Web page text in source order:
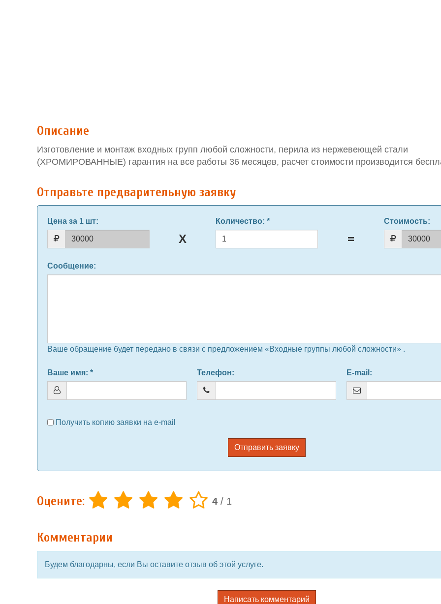
Описание
Изготовление и монтаж входных групп любой сложности, перила из нержевеющей стали
(ХРОМИРОВАННЫЕ) гарантия на все работы 36 месяцев, расчет стоимости производится
Отправьте предварительную заявку
Цена за 1 шт: Количество: * Стоимость:
Сообщение:
Ваше обращение будет передано в связи с предложением «Входные группы любой сложности» .
Ваше имя: * Телефон: E-mail :
Получить копию заявки на e-mail
Отправить заявку
Оцените: 4 / 1
Комментарии
Будем благодарны, если Вы оставите отзыв об этой услуге.
Написать комментарий